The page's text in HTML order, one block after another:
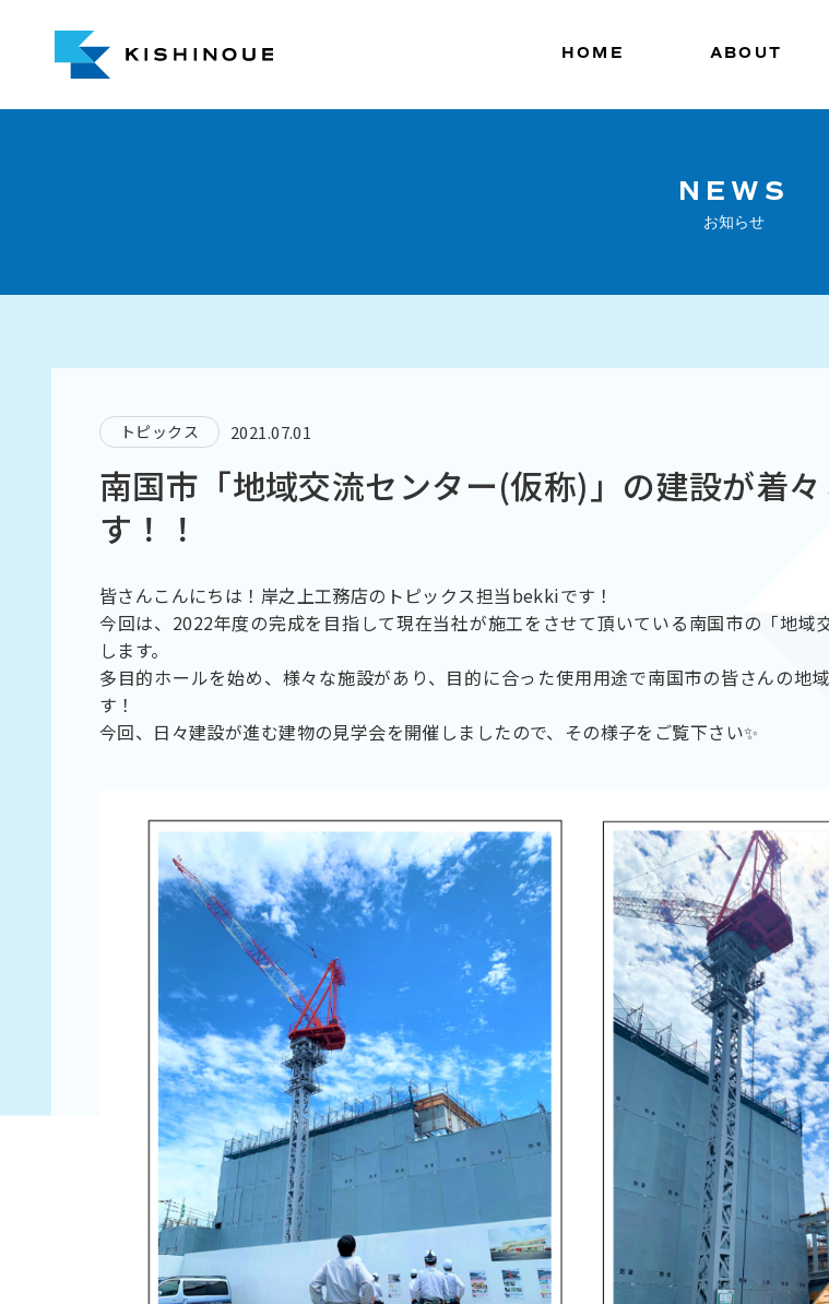
HOME ABOUT
NEWS
お知らせ
トピックス 2021.07.01
南国市「地域交流センター(仮称)」の建設が着
す！！
皆さんこんにちは！岸之上工務店のトピックス担当bekkiです！
今回は、2022年度の完成を目指して現在当社が施工をさせて頂いている南国市の「地域
します。
多目的ホールを始め、様々な施設があり、目的に合った使用用途で南国市の皆さんの地
す！
今回、日々建設が進む建物の見学会を開催しましたので、その様子をご覧下さい✨